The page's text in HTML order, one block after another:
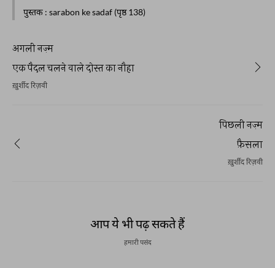
पुस्तक : sarabon ke sadaf (पृष्ठ 138)
अगली नज़्म
एक पैदल चलने वाले दोस्त का नौहा
ख़ुर्शीद रिज़वी
पिछली नज़्म
फ़ैसला
ख़ुर्शीद रिज़वी
आप ये भी पढ़ सकते हैं
हमारी पसंद